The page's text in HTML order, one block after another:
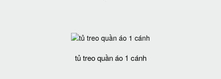
tủ treo quần áo 1 cánh